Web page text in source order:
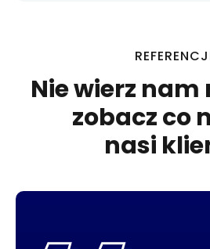
Nie wierz nam
zobacz co
nasi